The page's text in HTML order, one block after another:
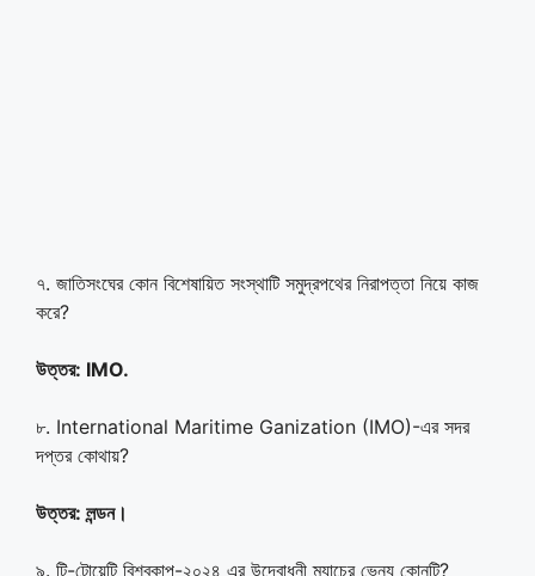
৭. জাতিসংঘের কোন বিশেষায়িত সংস্থাটি সমুদ্রপথের নিরাপত্তা নিয়ে কাজ
করে?
উত্তর: IMO.
৮. International Maritime Ganization (IMO)-এর সদর
দপ্তর কোথায়?
উত্তর: লন্ডন।
৯. টি-টোয়েন্টি বিশ্বকাপ-২০২৪ এর উদ্বোধনী ম্যাচের ভেন্যু কোনটি?